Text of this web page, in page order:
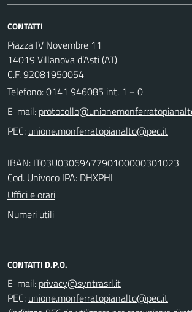
CONTATTI
Piazza IV Novembre 11
14019 Villanova d’Asti (AT)
C.F. 92081950054
Telefono:0141 946085 int. 1 + 0
E-mail:
PEC:
IBAN: IT03U0306947790100000301023
Cod. Univoco IPA: DHXPHL
Uffici e orari
Numeri utili
CONTATTI D.P.O.
E-mail:
PEC: